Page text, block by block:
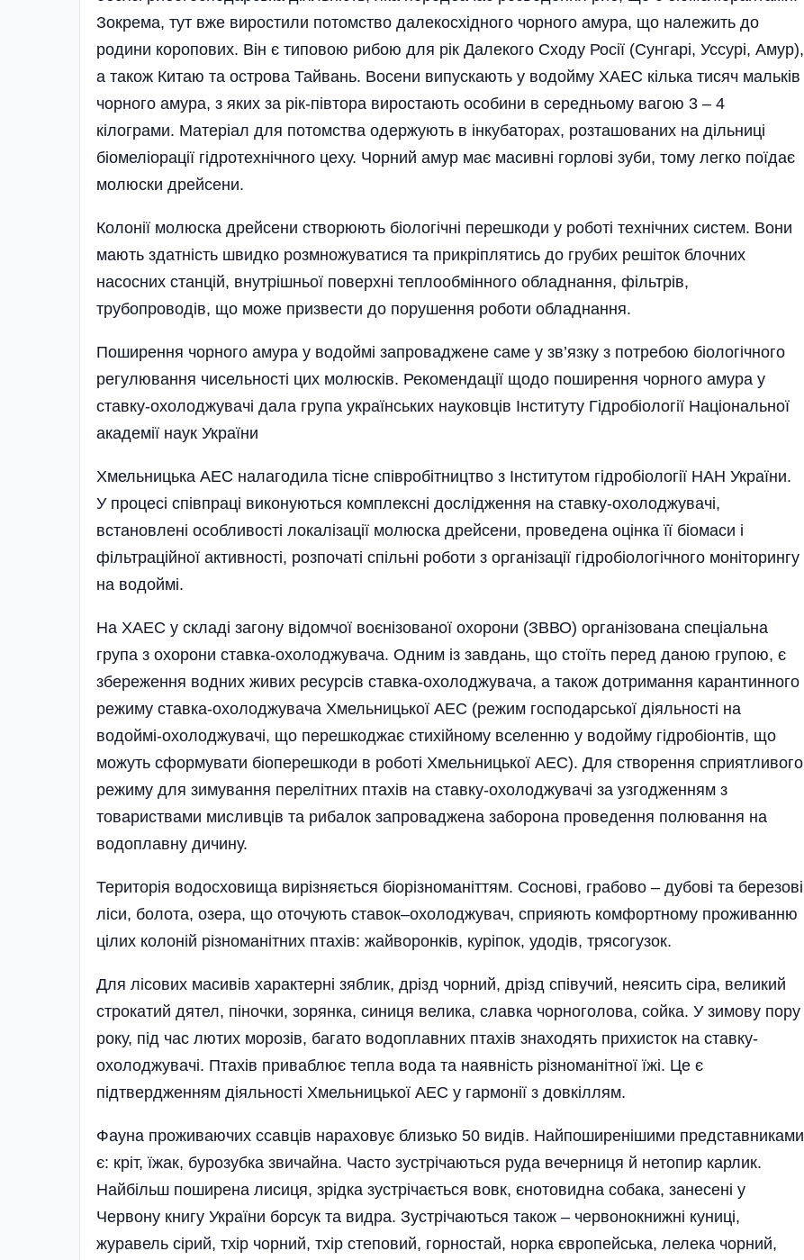
Зокрема, тут вже виростили потомство далекосхідного чорного амура, що належить до
родини коропових. Він є типовою рибою для рік Далекого Сходу Росії (Сунгарі, Уссурі, Амур),
а також Китаю та острова Тайвань. Восени випускають у водойму ХАЕС кілька тисяч мальків
чорного амура, з яких за рік-півтора виростають особини в середньому вагою 3 – 4
кілограми. Матеріал для потомства одержують в інкубаторах, розташованих на дільниці
біомеліорації гідротехнічного цеху. Чорний амур має масивні горлові зуби, тому легко поїдає
молюски дрейсени.
Колонії молюска дрейсени створюють біологічні перешкоди у роботі технічних систем. Вони
мають здатність швидко розмножуватися та прикріплятись до грубих реші­ток блочних
насосних станцій, внутрішньої поверхні теплообмінного обладнання, фільтрів,
трубопроводів, що може призвести до порушення роботи обладнання.
Поширення чорного амура у водоймі запроваджене саме у зв’язку з потребою біологічного
регулювання чисельності цих молюсків. Рекомендації щодо поширення чорного амура у
ставку-охолоджувачі дала група українських науковців Інституту Гідробіології Національної
академії наук України
Хмельницька АЕС налагодила тісне співробітництво з Інститутом гідробіології НАН України.
У процесі співпраці виконуються комплексні дослідження на ставку-охолоджувачі,
встановлені особливості локалізації молюска дрейсени, проведена оцінка її біомаси і
фільтраційної активності, розпочаті спільні роботи з організації гідробіологічного моніторингу
на водоймі.
На ХАЕС у складі загону відомчої воєнізованої охорони (ЗВВО) організована спеціальна
група з охорони ставка-охолоджувача. Одним із завдань, що стоїть перед даною групою, є
збереження водних живих ресурсів ставка-охолоджувача, а також дотримання карантинного
режиму ставка-охолоджувача Хмельницької АЕС (режим господарської діяльності на
водоймі-охолоджувачі, що перешкоджає стихійному вселенню у водойму гідробіонтів, що
можуть сформувати біоперешкоди в роботі Хмельницької АЕС). Для створення сприятливого
режиму для зимування перелітних птахів на ставку-охолоджувачі за узгодженням з
товариствами мисливців та рибалок запроваджена заборона проведення полювання на
водоплавну дичину.
Територія водосховища вирізняється біорізноманіттям. Соснові, грабово – дубові та березові
ліси, болота, озера, що оточують ставок–охолоджувач, сприяють комфортному проживанню
цілих колоній різноманітних птахів: жайворонків, куріпок, удодів, трясогузок.
Для лісових масивів характерні зяблик, дрізд чорний, дрізд співучий, неясить сіра, великий
строкатий дятел, піночки, зорянка, синиця велика, славка чорноголова, сойка. У зимову пору
року, під час лютих морозів, багато водоплавних птахів знаходять прихисток на ставку-
охолоджувачі. Птахів приваблює тепла вода та наявність різноманітної їжі. Це є
підтвердженням діяльності Хмельницької АЕС у гармонії з довкіллям.
Фауна проживаючих ссавців нараховує близько 50 видів. Найпоширенішими представниками
є: кріт, їжак, бурозубка звичайна. Часто зустрічаються руда вечерниця й нетопир карлик.
Найбільш поширена лисиця, зрідка зустрічається вовк, єнотовидна собака, занесені у
Червону книгу України борсук та видра. Зустрічаються також – червонокнижні куниці,
журавель сірий, тхір чорний, тхір степовий, горностай, норка європейська, лелека чорний,